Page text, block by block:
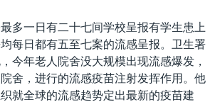
多一日有二十七间学校呈报有学生患上
每日都有五至七案的流感呈报。卫生署
今年老人院舍没大规模出现流感爆发，
舍，进行的流感疫苗注射发挥作用。他
就全球的流感趋势定出最新的疫苗建